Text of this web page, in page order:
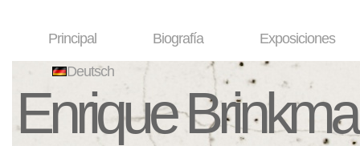
Principal Biografía Exposiciones
Deutsch
Enrique